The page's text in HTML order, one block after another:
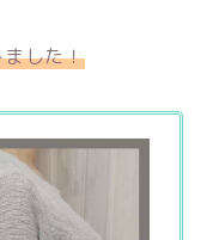
した！